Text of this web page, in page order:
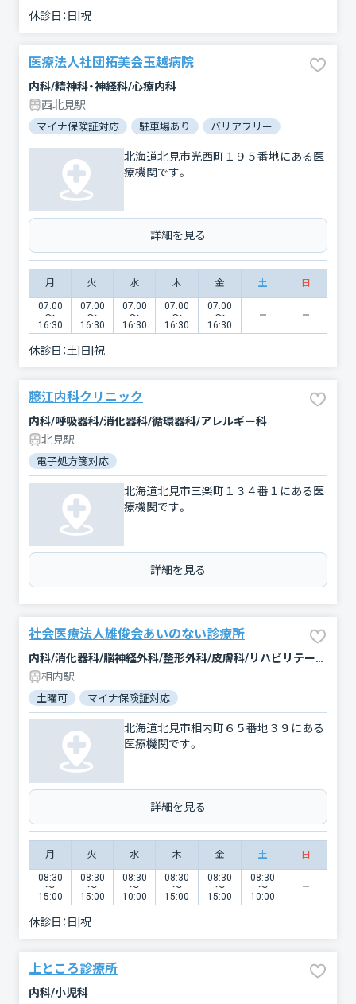
休診日： 日|祝
医療法人社団拓美会玉越病院
内科/精神科・神経科/心療内科
西北見駅
マイナ保険証対応 駐車場あり バリアフリー
北海道北見市光西町１９５番地にある医
療機関です。
詳細を見る
月 火 水 木 金 土 日
07:00
〜
16:30
07:00
〜
16:30
07:00
〜
16:30
07:00
〜
16:30
07:00
〜
16:30
休診日：土|日|祝
藤江内科クリニック
内科/呼吸器科/消化器科/循環器科/アレルギー科
北見駅
電子処方箋対応
北海道北見市三楽町１３４番１にある医
療機関です。
詳細を見る
社会医療法人雄俊会あいのない診療所
内科/消化器科/脳神経外科/整形外科/皮膚科/リハビリテーション
相内駅
土曜可 マイナ保険証対応
北海道北見市相内町６５番地３９にある
医療機関です。
詳細を見る
月 火 水 木 金 土 日
08:30
〜
15:00
08:30
〜
15:00
08:30
〜
10:00
08:30
〜
15:00
08:30
〜
15:00
08:30
〜
10:00
休診日： 日|祝
上ところ診療所
内科/小児科